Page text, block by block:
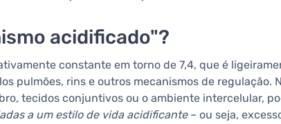
acidificado"?
constante em torno de 7,4, que é
pulmões, rins e outros mecanismos de regulação.
tecidos conjuntivos ou o ambiente intercelular,
a um estilo de vida acidificante– ou seja,